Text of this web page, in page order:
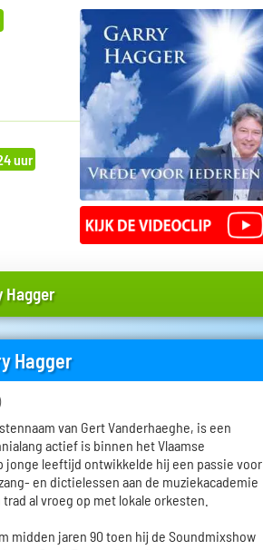
uur
Hagger
Hagger
van Gert Vanderhaeghe, is een
actief is binnen het Vlaamse
jonge leeftijd ontwikkelde hij een passie voor
en dictielessen aan de muziekacademie
al vroeg op met lokale orkesten.
midden jaren 90 toen hij de Soundmixshow